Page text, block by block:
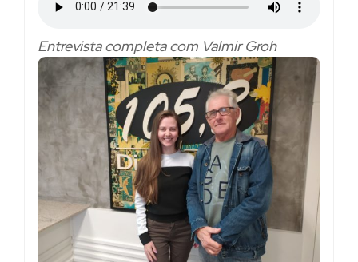
Entrevista completa com Valmir Groh